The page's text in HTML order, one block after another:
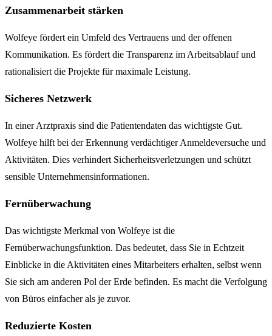
Zusammenarbeit stärken
Wolfeye fördert ein Umfeld des Vertrauens und der offenen
Kommunikation. Es fördert die Transparenz im Arbeitsablauf und
rationalisiert die Projekte für maximale Leistung.
Sicheres Netzwerk
In einer Arztpraxis sind die Patientendaten das wichtigste Gut.
Wolfeye hilft bei der Erkennung verdächtiger Anmeldeversuche und
Aktivitäten. Dies verhindert Sicherheitsverletzungen und schützt
sensible Unternehmensinformationen.
Fernüberwachung
Das wichtigste Merkmal von Wolfeye ist die
Fernüberwachungsfunktion. Das bedeutet, dass Sie in Echtzeit
Einblicke in die Aktivitäten eines Mitarbeiters erhalten, selbst wenn
Sie sich am anderen Pol der Erde befinden. Es macht die Verfolgung
von Büros einfacher als je zuvor.
Reduzierte Kosten